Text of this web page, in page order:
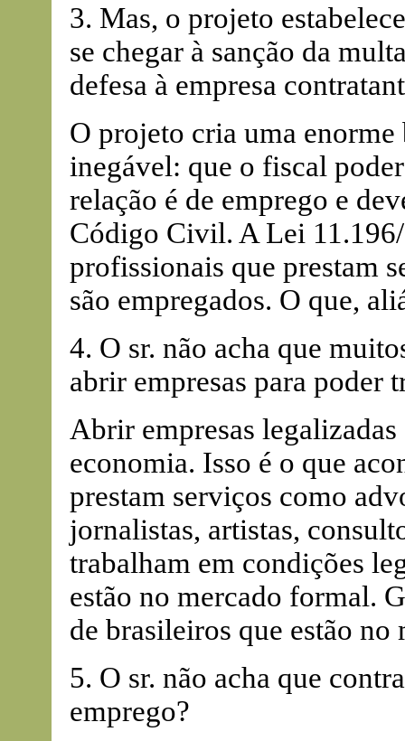
3. Mas, o projeto
se chegar à sanção da
defesa à empresa
O projeto cria uma
inegável: que o fiscal
relação é de emprego e
Código Civil. A Lei
profissionais que prestam
são empregados. O que,
4. O sr. não acha que
abrir empresas para poder
Abrir empresas legalizadas
economia. Isso é o que
prestam serviços como
jornalistas, artistas,
trabalham em condições
estão no mercado formal.
de brasileiros que estão
5. O sr. não acha que
emprego?